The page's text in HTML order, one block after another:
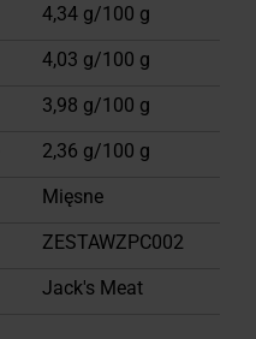
4,34 g/100 g
4,03 g/100 g
3,98 g/100 g
2,36 g/100 g
Mięsne
ZESTAWZPC002
Jack's Meat